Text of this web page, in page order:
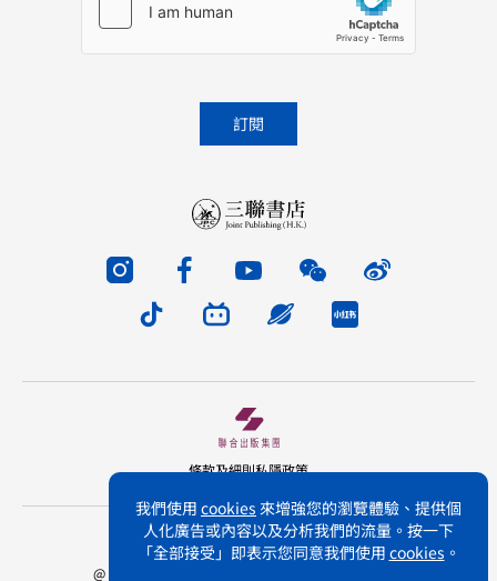
我們使用 cookies 來增強您的瀏覽體驗、提供個
人化廣告或內容以及分析我們的流量。按一下
「全部接受」即表示您同意我們使用 cookies 。
版權所有 不得轉載 三聯書店(香港)有限公司
@ Joint Publishing (Hong Kong) Company Limited.
條款及細則私隱政策